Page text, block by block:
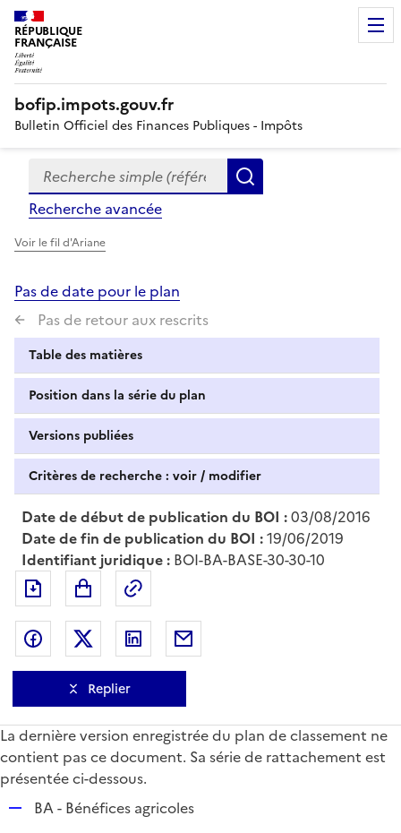
RÉPUBLIQUE
FRANÇAISE
bofip.impots.gouv.fr
Bulletin Officiel des Finances Publiques - Impôts
Formulaire
de
recherche
Recherche simple (références, mots clés, partie du
Recherche avancée
Voir le fil d'Ariane
Pas de date pour le plan
Pas de retour aux rescrits
Table des matières
Position dans la série du plan
Versions publiées
Critères de recherche : voir / modifier
Date de début de publication du BOI :03/08/2016
Date de fin de publication du BOI :19/06/2019
Identifiant juridique : BOI-BA-BASE-30-30-10
Exporter le document au format pdf
Partager sur Facebook
Partager sur Twitter
Partager sur LinkedIn
Replier
La dernière version enregistrée du plan de classement ne
contient pas ce document. Sa série de rattachement est
présentée ci-dessous.
BA - Bénéfices agricoles